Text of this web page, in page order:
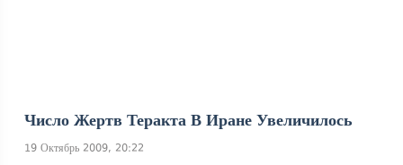
Число Жертв Теракта В Иране Увеличилось
19 Октябрь 2009, 20:22